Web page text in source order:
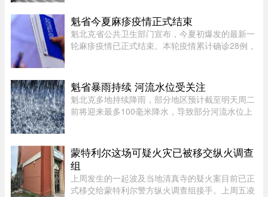
万元，直接切断了其资金来源，充分展现警方瓦解
犯罪网络的能力。警方介绍， ...
魁省今夏麻疹疫情正式结束
魁北克省公共卫生部门宣布，今夏初爆发的最新一
轮麻疹疫情已正式结束。本轮疫情累计确诊28例，
染源，并通知可能接触病毒 ...
魁省暴雨持续 河流水位受关注
魁北克多地持续降雨，部分地区预计截至明天周二
前将迎来最多100毫米降水，导致部分河流水位上
Jean地区的Chicoutimi河和au ...
蒙特利尔这场可疑火灾已被移交纵火调查
组
上周发生的一起波及当地清真寺的疑火案目前已正
式移交给蒙特利尔警方纵火调查组接手。上周五凌